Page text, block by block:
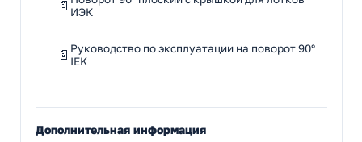
ИЭК
Руководство по эксплуатации на поворот 90°
IEK
Дополнительная информация